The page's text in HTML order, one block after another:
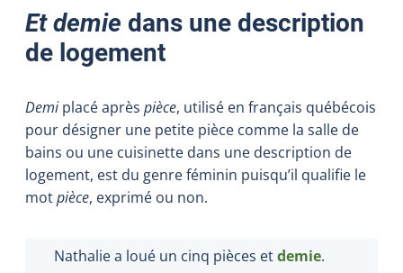
Et demie dans une description
de logement
Demi placé après pièce, utilisé en français québécois
pour désigner une petite pièce comme la salle de
bains ou une cuisinette dans une description de
logement, est du genre féminin puisqu’il qualifie le
motpièce, exprimé ou non.
Nathalie a loué un cinq pièces etdemie.